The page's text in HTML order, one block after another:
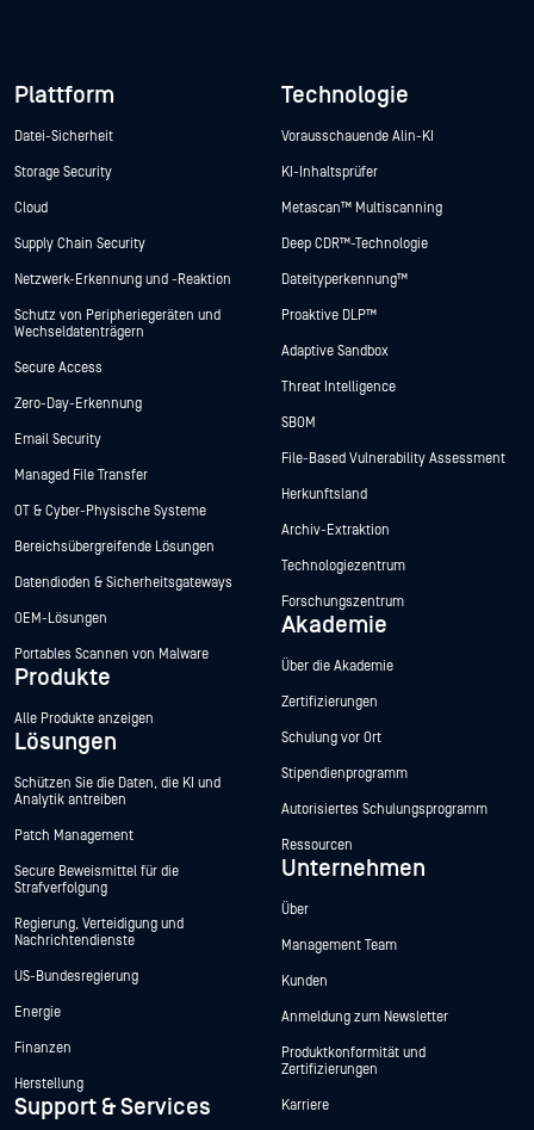
Plattform
Datei-Sicherheit
Storage Security
Cloud
Supply Chain Security
Netzwerk-Erkennung und -Reaktion
Schutz von Peripheriegeräten und
Wechseldatenträgern
Secure Access
Zero-Day-Erkennung
Email Security
Managed File Transfer
OT & Cyber-Physische Systeme
Bereichsübergreifende Lösungen
Datendioden & Sicherheitsgateways
OEM-Lösungen
Portables Scannen von Malware
Produkte
Alle Produkte anzeigen
Lösungen
Schützen Sie die Daten, die KI und
Analytik antreiben
Patch Management
Secure Beweismittel für die
Strafverfolgung
Regierung, Verteidigung und
Nachrichtendienste
US-Bundesregierung
Energie
Finanzen
Herstellung
Support & Services
Technologie
Vorausschauende Alin-KI
KI-Inhaltsprüfer
Metascan™ Multiscanning
Deep CDR™-Technologie
Dateityperkennung™
Proaktive DLP™
Adaptive Sandbox
Threat Intelligence
SBOM
File-Based Vulnerability Assessment
Herkunftsland
Archiv-Extraktion
Technologiezentrum
Forschungszentrum
Akademie
Über die Akademie
Zertifizierungen
Schulung vor Ort
Stipendienprogramm
Autorisiertes Schulungsprogramm
Ressourcen
Unternehmen
Über
Management Team
Kunden
Anmeldung zum Newsletter
Produktkonformität und
Zertifizierungen
Karriere